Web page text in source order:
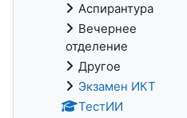
Аспирантура
Вечернее
отделение
Другое
Экзамен ИКТ
ТестИИ